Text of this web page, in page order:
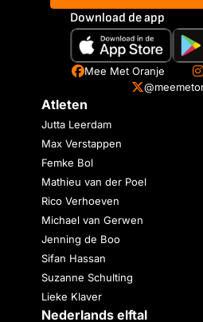
Download de app
Mee Met Oranje
Atleten
Jutta Leerdam
Max Verstappen
Femke Bol
Mathieu van der Poel
Rico Verhoeven
Michael van Gerwen
Jenning de Boo
Sifan Hassan
Suzanne Schulting
Lieke Klaver
Nederlands elftal